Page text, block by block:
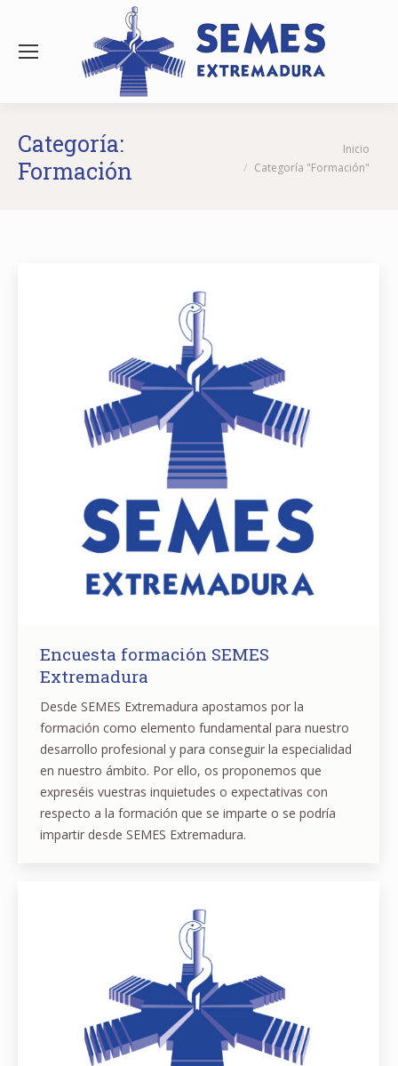
Categoría:
Formación
Inicio
Categoría "Formación"
Encuesta formación SEMES
Extremadura
Desde SEMES Extremadura apostamos por la
formación como elemento fundamental para nuestro
desarrollo profesional y para conseguir la especialidad
en nuestro ámbito. Por ello, os proponemos que
expreséis vuestras inquietudes o expectativas con
respecto a la formación que se imparte o se podría
impartir desde SEMES Extremadura.